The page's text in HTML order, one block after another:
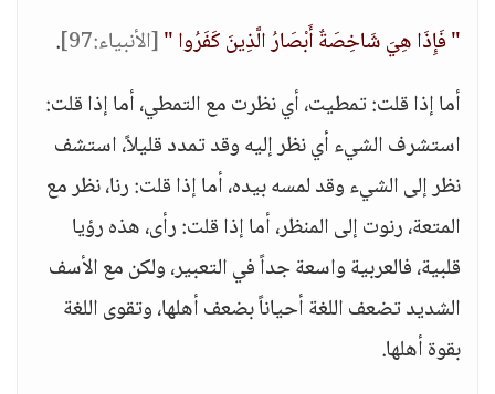
" فَإِذَا هِيَ شَاخِصَةٌ أَبْصَارُ الَّذِينَ كَفَرُوا "[الأنبياء:97]
.
أما إذا قلت: تمطيت، أي نظرت مع التمطي، أما إذا قلت:
استشرف الشيء أي نظر إليه وقد تمدد قليلاً، استشف
نظر إلى الشيء وقد لمسه بيده، أما إذا قلت: رنا، نظر مع
المتعة، رنوت إلى المنظر، أما إذا قلت: رأى، هذه رؤيا
قلبية، فالعربية واسعة جداً في التعبير، ولكن مع الأسف
الشديد تضعف اللغة أحياناً بضعف أهلها، وتقوى اللغة
بقوة أهلها.